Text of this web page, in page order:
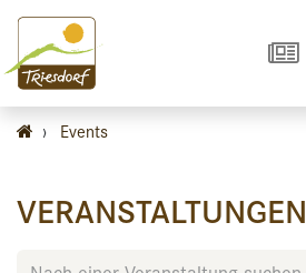
› Events
VERANSTALTUNGEN